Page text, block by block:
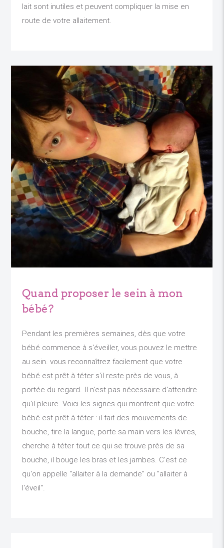
lait sont inutiles et peuvent compliquer la mise en
route de votre allaitement.
Quand proposer le sein à mon
bébé?
Pendant les premières semaines, dès que votre
bébé commence à s'éveiller, vous pouvez le mettre
au sein. vous reconnaîtrez facilement que votre
bébé est prêt à téter s'il reste près de vous, à
portée du regard. Il n'est pas nécessaire d'attendre
qu'il pleure. Voici les signes qui montrent que votre
bébé est prêt à téter : il fait des mouvements de
bouche, tire la langue, porte sa main vers les lèvres,
cherche à téter tout ce qui se trouve près de sa
bouche, il bouge les bras et les jambes. C'est ce
qu'on appelle "allaiter à la demande" ou "allaiter à
l'éveil".